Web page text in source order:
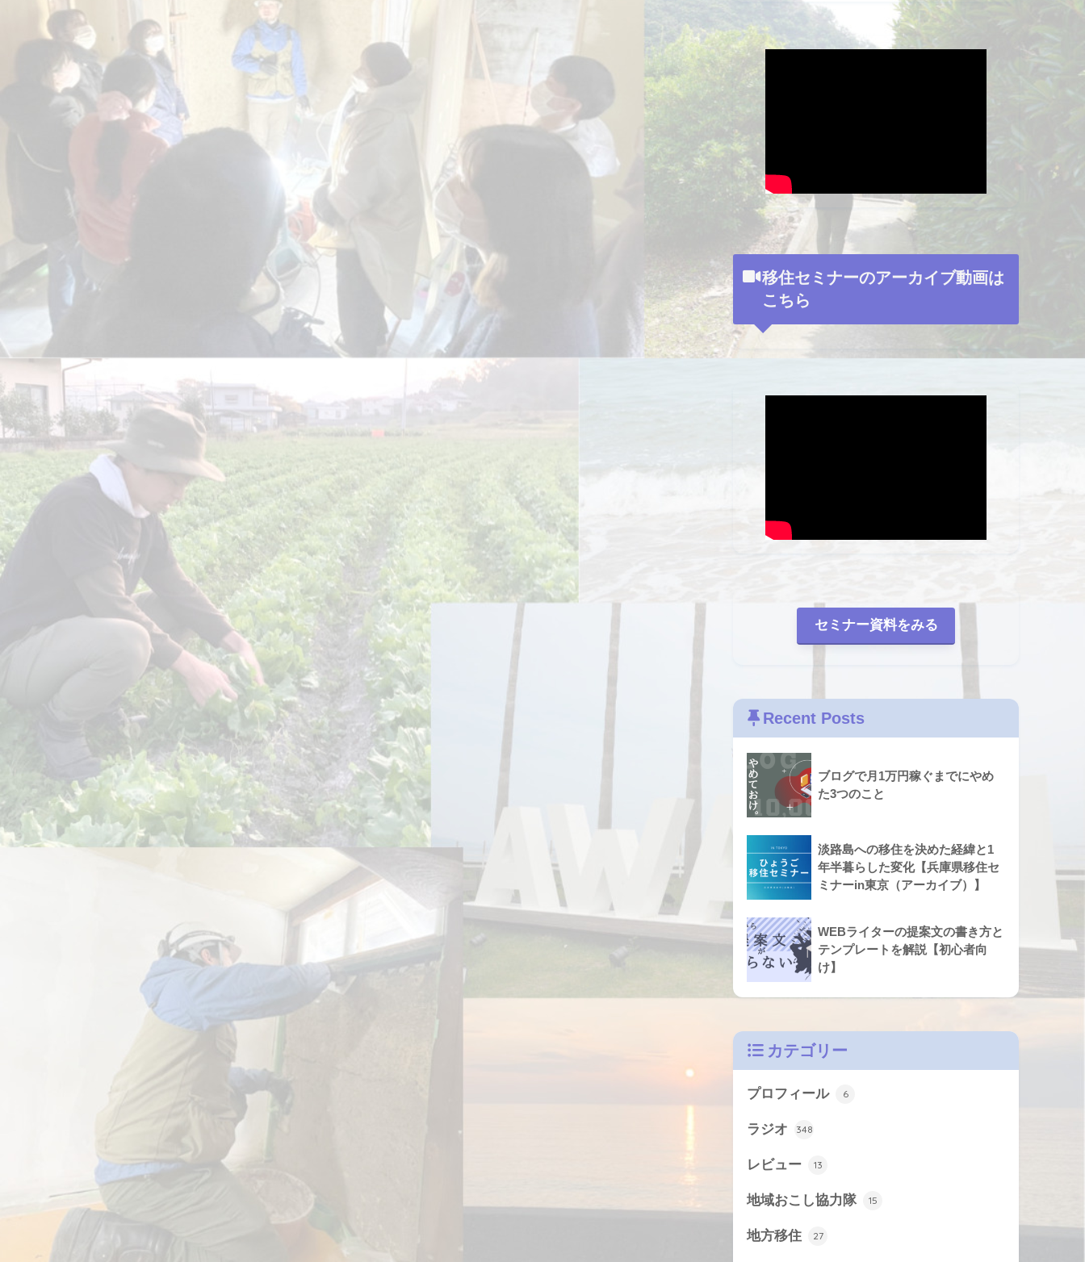
移住セミナーのアーカイブ動画は
こちら
セミナー資料をみる
Recent Posts
ブログで月1万円稼ぐまでにやめ
た3つのこと
淡路島への移住を決めた経緯と1
年半暮らした変化【兵庫県移住セ
ミナーin東京（アーカイブ）】
WEBライターの提案文の書き方と
テンプレートを解説【初心者向
け】
カテゴリー
プロフィール 6
ラジオ 348
レビュー 13
地域おこし協力隊 15
地方移住 27